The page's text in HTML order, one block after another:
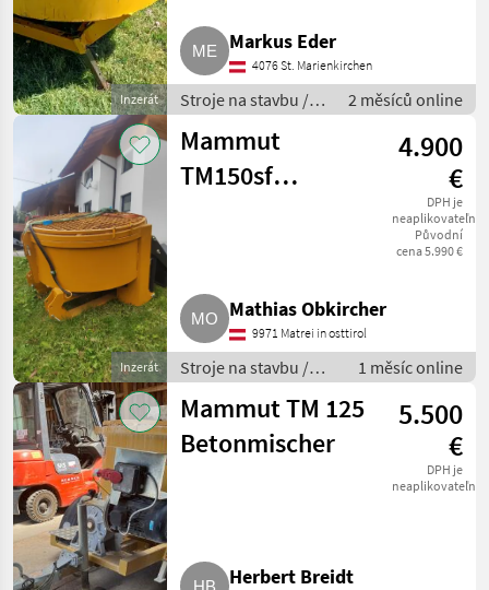
Inzerát
Markus Eder
4076 St. Marienkirchen
Stroje na stavbu /
Miešačka betónu
2 měsíců online
Inzerát
Mammut
TM150sf
4.900
€
DPH je
neaplikovateľné
Původní
cena 5.990 €
Mathias Obkircher
9971 Matrei in osttirol
Stroje na stavbu /
Miešačka betónu
1 měsíc online
Mammut TM 125
Betonmischer
5.500
€
DPH je
neaplikovateľné
Herbert Breidt